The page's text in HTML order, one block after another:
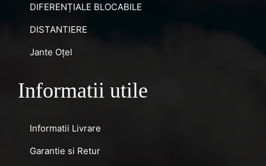
DIFERENȚIALE BLOCABILE
DISTANTIERE
Jante Oțel
Informatii utile
Informatii Livrare
Garantie si Retur